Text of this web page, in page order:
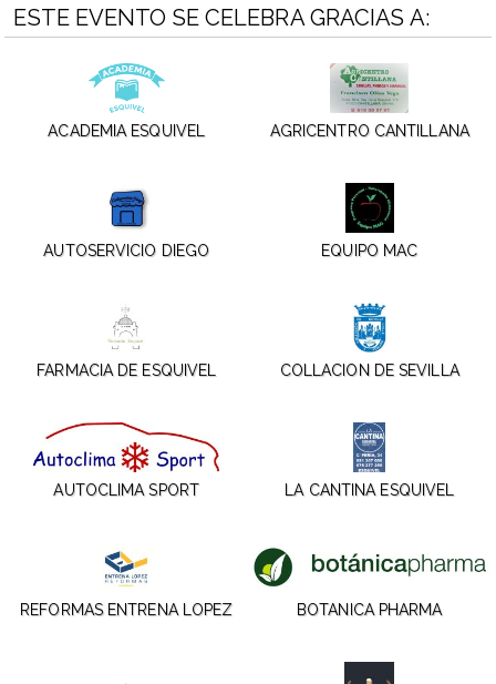
ESTE EVENTO SE CELEBRA GRACIAS A:
ACADEMIA ESQUIVEL AGRICENTRO CANTILLANA
AUTOSERVICIO DIEGO EQUIPO MAC
FARMACIA DE ESQUIVEL COLLACION DE SEVILLA
AUTOCLIMA SPORT LA CANTINA ESQUIVEL
REFORMAS ENTRENA LOPEZ BOTANICA PHARMA